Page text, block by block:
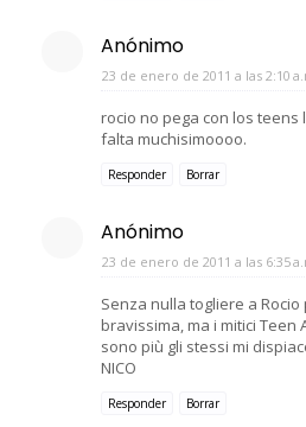
Anónimo
23 de enero de 2011 a las 2:10
rocio no pega con los
falta muchisimoooo.
Responder Borrar
Anónimo
23 de enero de 2011 a las 6:35
Senza nulla togliere a
bravissima, ma i mitici Teen
sono più gli stessi mi
NICO
Responder Borrar